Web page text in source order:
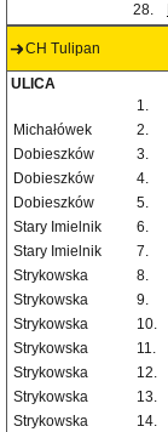
28.
CH Tulipan
ULICA
1.
Michałówek
2.
Dobieszków
3.
Dobieszków
4.
Dobieszków
5.
Stary Imielnik
6.
Stary Imielnik
7.
Strykowska
8.
Strykowska
9.
Strykowska
10.
Strykowska
11.
Strykowska
12.
Strykowska
13.
Strykowska
14.